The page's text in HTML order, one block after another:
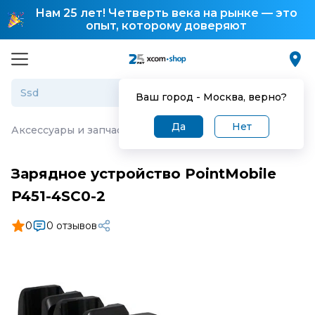
Нам 25 лет! Четверть века на рынке — это
опыт, которому доверяют
Ваш город - Москва, верно?
Да Нет
Аксессуары и запчасти для торгового оборудования
Зарядное устройство PointMobile
P451-4SC0-2
0 0 отзывов